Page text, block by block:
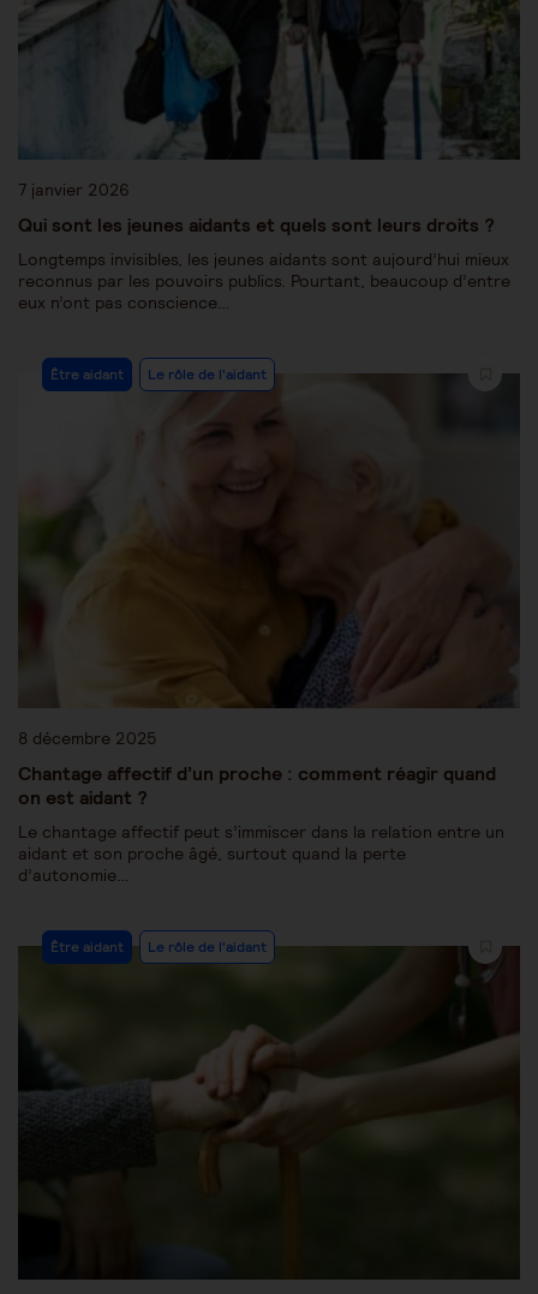
7 janvier 2026
Qui sont les jeunes aidants et quels sont leurs droits ?
Longtemps invisibles, les jeunes aidants sont aujourd’hui mieux
reconnus par les pouvoirs publics. Pourtant, beaucoup d’entre
eux n’ont pas conscience…
Être aidant Le rôle de l'aidant
8 décembre 2025
Chantage affectif d’un proche : comment réagir quand
on est aidant ?
Le chantage affectif peut s’immiscer dans la relation entre un
aidant et son proche âgé, surtout quand la perte
d’autonomie…
Être aidant Le rôle de l'aidant